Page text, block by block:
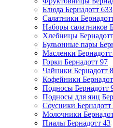
Блюда Бернадотт 633
Салатники
Наборы салатников
Хлебницы Бернадотт
Бульонные пары
Масленки Бернадотт
Горки Бернадотт 97
Чайники Бернадотт
Кофейники
Подносы Бернадотт
Подносы для яиц
Соусники Бернадотт
Молочники
Пиалы Бернадотт 43